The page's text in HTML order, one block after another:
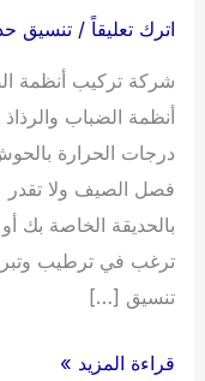
اترك تعليقاً /تنسيق
شركة تركيب أنظمة
أنظمة الضباب
درجات الحرارة
فصل الصيف ولا
بالحديقة الخاصة بك
ترغب في ترطيب
تنسيق […]
شركة
قراءة المزيد »